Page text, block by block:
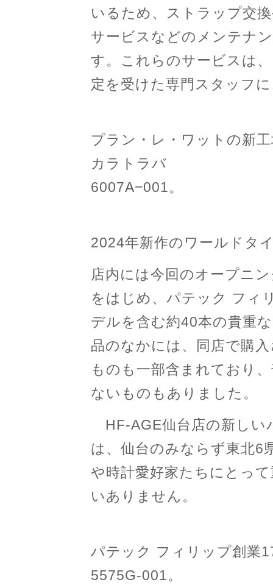
いるため、ストラップ交
サービスなどのメンテナ
す。これらのサービスは
定を受けた専門スタッフ
プラン・レ・ワットの新
カラトラバ
6007A−001。
2024年新作のワールドタ
店内には今回のオープニ
をはじめ、パテック フィ
デルを含む約40本の貴重
品のなかには、同店で購
ものも一部含まれており
ないものもありました。
HF-AGE仙台店の新しい
は、仙台のみならず東北6
や時計愛好家たちにとっ
いありません。
パテック フィリップ創業
5575G-001。